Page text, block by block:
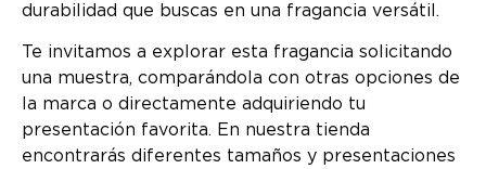
durabilidad que buscas en una fragancia versátil.
Te invitamos a explorar esta fragancia solicitando
una muestra, comparándola con otras opciones de
la marca o directamente adquiriendo tu
presentación favorita. En nuestra tienda
encontrarás diferentes tamaños y presentaciones